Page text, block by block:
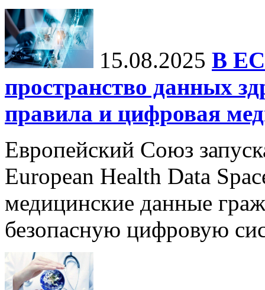
15.08.2025 В ЕС
пространство данных
правила и цифровая
Европейский Союз
European Health Data
медицинские данные
безопасную цифровую